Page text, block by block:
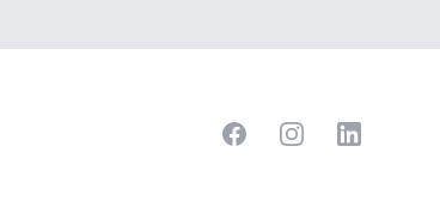
FacebookInstagramLinkedIn